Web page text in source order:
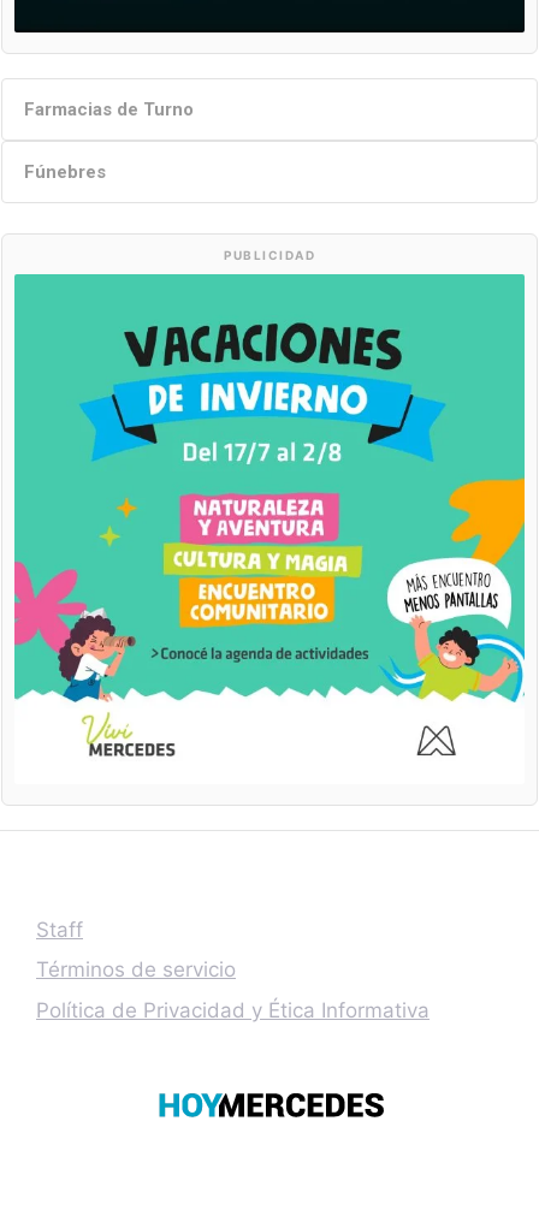
Farmacias de Turno
Fúnebres
PUBLICIDAD
Staff
Términos de servicio
Política de Privacidad y Ética Informativa